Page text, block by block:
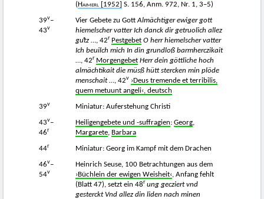
( Haimerl [1952] S. 156, Anm. 972, Nr. 1, 3–5)
39v–
43v
Vier Gebete zu GottAlmächtiger ewiger gott
hiemelscher vatter Ich danck dir getruolich allez
guͦtz …, 42r Pestgebet O herr hiemelscher vatter
Ich beuilch mich In din grundloß barmherczikait
…, 42r Morgengebet Herr dein göttliche hoch
almächtikait die müsß hütt stercken min plöde
menschait…, 42v ›Deus tremende et terribilis,
quem metuunt angeli‹, deutsch
39v Miniatur: Auferstehung Christi
43v–
46r
Heiligengebete und -suffragien: Georg,
Margarete, Barbara
44r Miniatur: Georg im Kampf mit dem Drachen
46v–
54v
Heinrich Seuse, 100 Betrachtungen aus dem
›Büchlein der ewigen Weisheit‹, Anfang fehlt
(Blatt 47), setzt ein 48r ung gecziert vnd
gesterckt Vnd allez din liden nach minen